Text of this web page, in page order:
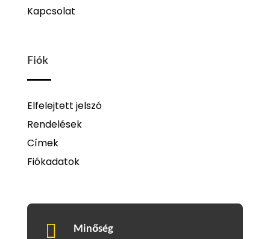
Kapcsolat
Fiók
Elfelejtett jelszó
Rendelések
Címek
Fiókadatok
 Minőség